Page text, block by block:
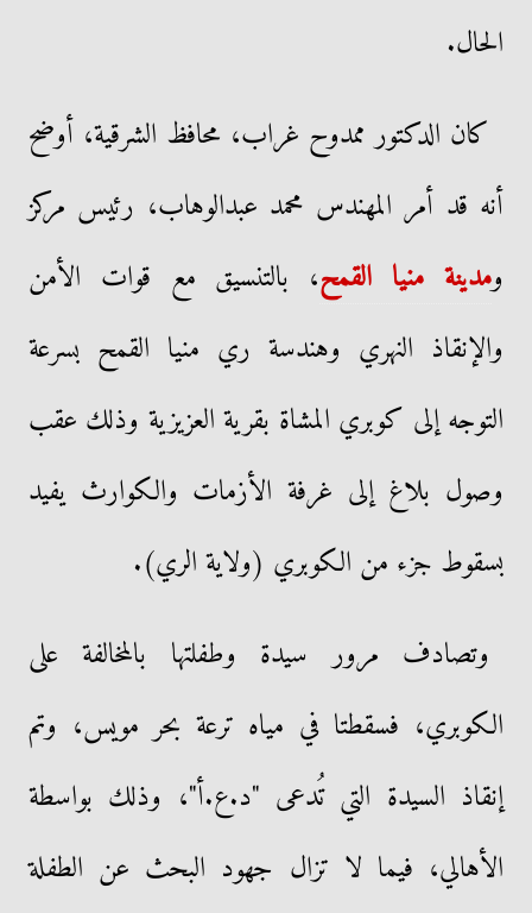
الحال.
كان الدكتور ممدوح غراب، محافظ الشرقية، أوضح
أنه قد أمر المهندس محمد عبدالوهاب، رئيس مركز
ومدينة منيا القمح، بالتنسيق مع قوات الأمن
والإنقاذ النهري وهندسة ري منيا القمح بسرعة
التوجه إلى كوبري المشاة بقرية العزيزية وذلك عقب
وصول بلاغ إلى غرفة الأزمات والكوارث يفيد
بسقوط جزء من الكوبري (ولاية الري).
وتصادف مرور سيدة وطفلتها بالمخالفة على
الكوبري، فسقطتا في مياه ترعة بحر مويس، وتم
إنقاذ السيدة التي تُدعى "د.ع.أ"، وذلك بواسطة
الأهالي، فيما لا تزال جهود البحث عن الطفلة